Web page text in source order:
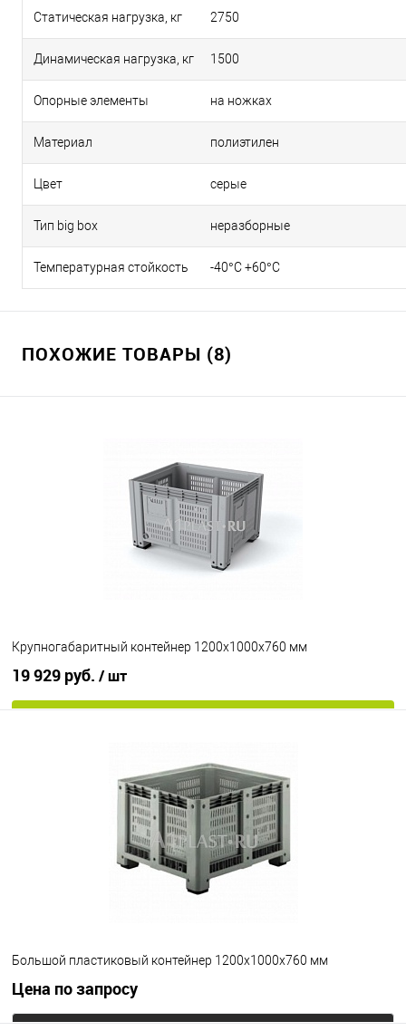
Статическая нагрузка, кг 2750
Динамическая нагрузка, кг 1500
Опорные элементы на ножках
Материал полиэтилен
Цвет серые
Тип big box неразборные
Температурная стойкость -40°C +60°C
ПОХОЖИЕ ТОВАРЫ (8)
Крупногабаритный контейнер 1200х1000х760 мм
19 929 руб. / шт
Под заказ
Большой пластиковый контейнер 1200х1000х760 мм
Цена по запросу